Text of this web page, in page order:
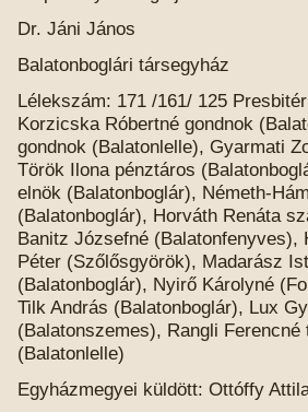
Dr. Jáni János
Balatonboglári társegyház
Lélekszám: 171 /161/ 125
Korzicska Róbertné gondnok
gondnok (Balatonlelle), Gyarmati
Török Ilona pénztáros
elnök (Balatonboglár), Németh-
(Balatonboglár), Horváth Renáta
Banitz Józsefné
Péter (Szőlősgyörök), Madarász
(Balatonboglár), Nyirő Károlyné
Tilk András (Balatonboglár), Lux
(Balatonszemes), Rangli
(Balatonlelle)
Egyházmegyei küldött: Ottóffy